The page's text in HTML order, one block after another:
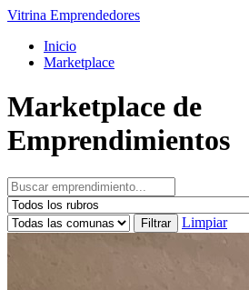
Vitrina Emprendedores
Inicio
Marketplace
Marketplace de
Emprendimientos
Filtrar Limpiar